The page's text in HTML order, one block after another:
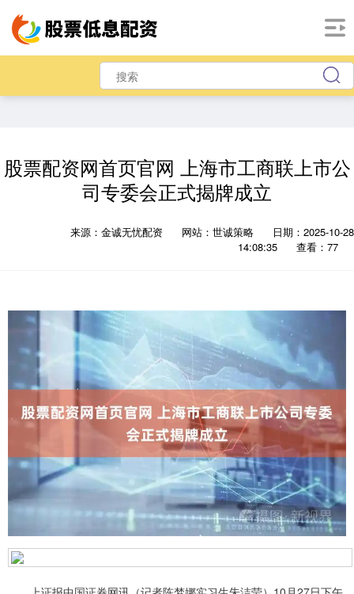
股票配资网首页官网 上海市工商联上市公
司专委会正式揭牌成立
来源：金诚无忧配资 网站：世诚策略
日期：2025-10-28
14:08:35
查看：77